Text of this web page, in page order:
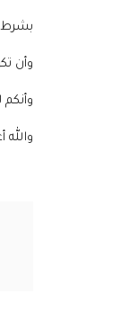
بشرط
وأن
والله